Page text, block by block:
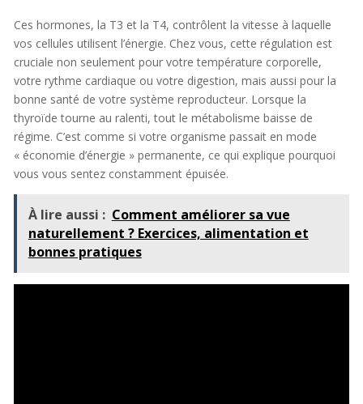
Ces hormones, la T3 et la T4, contrôlent la vitesse à laquelle
vos cellules utilisent l’énergie. Chez vous, cette régulation est
cruciale non seulement pour votre température corporelle,
votre rythme cardiaque ou votre digestion, mais aussi pour la
bonne santé de votre système reproducteur. Lorsque la
thyroïde tourne au ralenti, tout le métabolisme baisse de
régime. C’est comme si votre organisme passait en mode
« économie d’énergie » permanente, ce qui explique pourquoi
vous vous sentez constamment épuisée.
À lire aussi : Comment améliorer sa vue
naturellement ? Exercices, alimentation et
bonnes pratiques